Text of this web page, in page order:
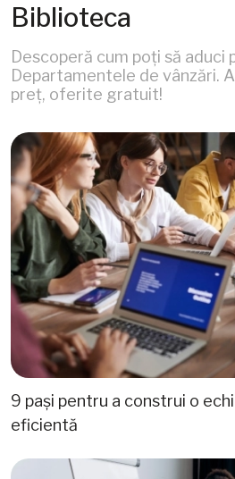
Biblioteca
Descoperă cum poți să aduci
Departamentele de vânzări.
preț, oferite gratuit!
9 pași pentru a construi o
eficientă